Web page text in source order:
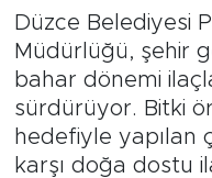
Düzce Belediyesi
Müdürlüğü, şehir
bahar dönemi
sürdürüyor. Bitki
hedefiyle yapılan
karşı doğa dostu
Yerel Haber
Öncü Radyo
Öncü TV İzle
Tüm Manşetler
Son Dakika
Haber Arşivi